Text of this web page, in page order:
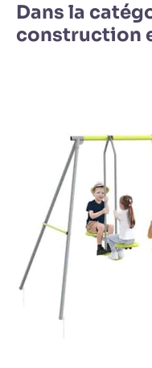
Dans la
construction